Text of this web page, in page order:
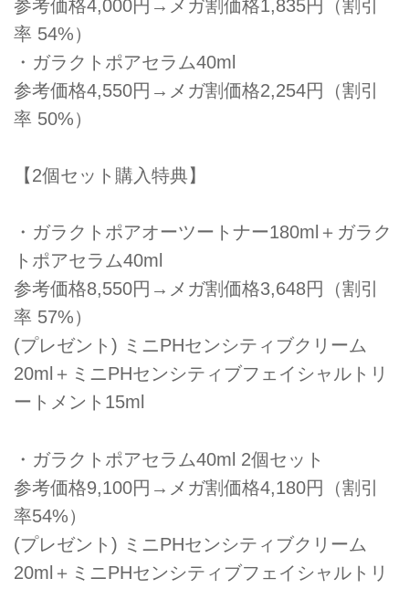
参考価格4,000円→メガ割価格1,835円（割引
率 54%）
・ガラクトポアセラム40ml
参考価格4,550円→メガ割価格2,254円（割引
率 50%）
【2個セット購入特典】
・ガラクトポアオーツートナー180ml＋ガラク
トポアセラム40ml
参考価格8,550円→メガ割価格3,648円（割引
率 57%）
(プレゼント) ミニPHセンシティブクリーム
20ml＋ミニPHセンシティブフェイシャルトリ
ートメント15ml
・ガラクトポアセラム40ml 2個セット
参考価格9,100円→メガ割価格4,180円（割引
率54%）
(プレゼント) ミニPHセンシティブクリーム
20ml＋ミニPHセンシティブフェイシャルトリ